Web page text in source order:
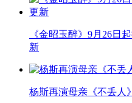
《金昭玉醉》9月26日
新
杨斯再演母亲《不丢人